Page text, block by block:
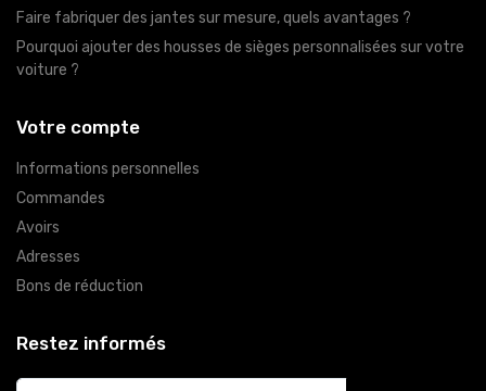
Faire fabriquer des jantes sur mesure, quels avantages ?
Pourquoi ajouter des housses de sièges personnalisées sur votre
voiture ?
Votre compte
Informations personnelles
Commandes
Avoirs
Adresses
Bons de réduction
Restez informés